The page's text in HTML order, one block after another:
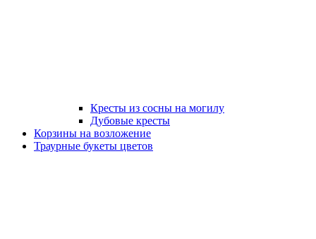
Кресты из сосны на могилу
Дубовые кресты
Корзины на возложение
Траурные букеты цветов